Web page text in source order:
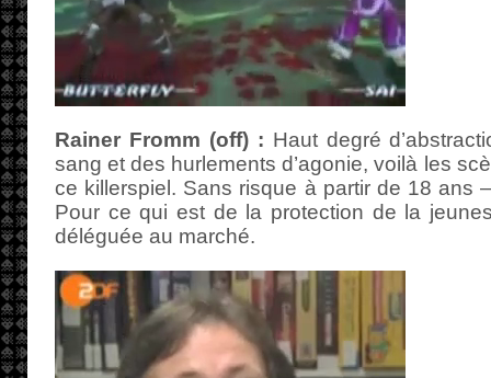
Rainer Fromm (off) : Haut degré
sang et des hurlements d’agonie, voilà les
ce killerspiel. Sans risque à partir de 18 ans –
Pour ce qui est de la protection de la
déléguée au marché.